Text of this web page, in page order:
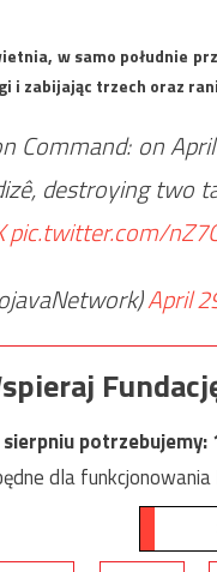
w samo południe
i zabijając trzech oraz
Command: on
destroying two
pic.twitter.com/
April
potrzebujemy:
dla funkcjonowania